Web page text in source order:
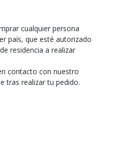
cualquier persona
país, que esté autorizado
residencia a realizar
contacto con nuestro
tras realizar tu pedido.